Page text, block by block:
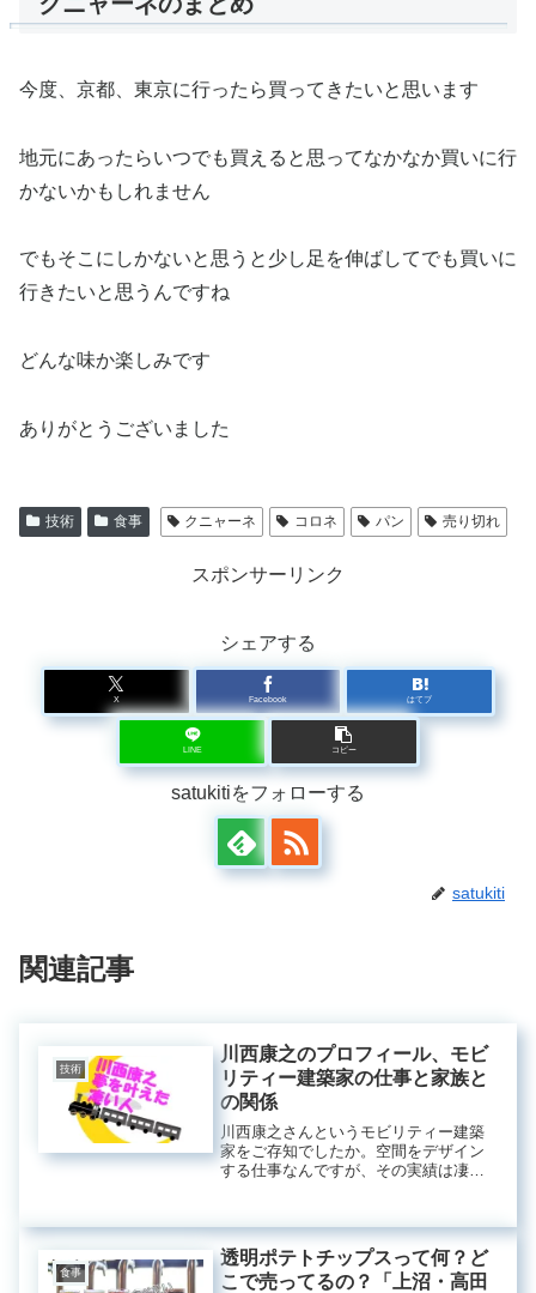
今度、京都、東京に行ったら買ってきたいと思います
地元にあったらいつでも買えると思ってなかなか買いに行
かないかもしれません
でもそこにしかないと思うと少し足を伸ばしてでも買いに
行きたいと思うんですね
どんな味か楽しみです
ありがとうございました
技術 食事 クニャーネ コロネ パン 売り切れ
スポンサーリンク
シェアする
X Facebook はてブ
LINE コピー
satukitiをフォローする
satukiti
関連記事
技術
川西康之のプロフィール、モビ
リティー建築家の仕事と家族と
の関係
川西康之さんというモビリティー建築
家をご存知でしたか。空間をデザイン
する仕事なんですが、その実績は凄い
なってからその夢を叶えてしまった人
なんです。しかも一流の建築家。
食事
透明ポテトチップスって何？ど
こで売ってるの？「上沼・高田